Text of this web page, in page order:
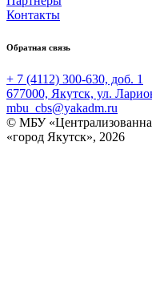
Контакты
Обратная связь
+ 7 (4112) 300-630, доб. 1
677000, Якутск, ул.
mbu_cbs@yakadm.ru
© МБУ
«город Якутск», 2026